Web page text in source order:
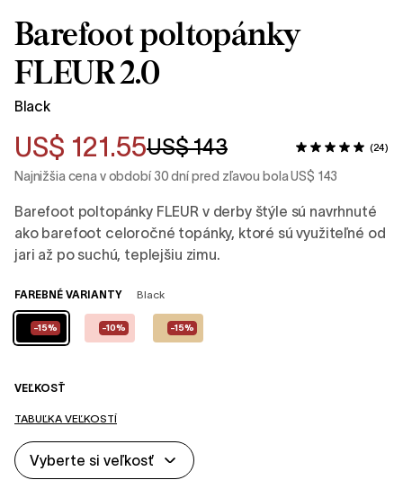
Barefoot poltopánky
FLEUR 2.0
Black
US$ 121.55US$ 143 (24)
Najnižšia cena v období 30 dní pred zľavou bola US$ 143
Barefoot poltopánky FLEUR v derby štýle sú navrhnuté
ako barefoot celoročné topánky, ktoré sú využiteľné od
jari až po suchú, teplejšiu zimu.
FAREBNÉ VARIANTY Black
-15% -10% -15%
VEĽKOSŤ
TABUĽKA VEĽKOSTÍ
Vyberte si veľkosť